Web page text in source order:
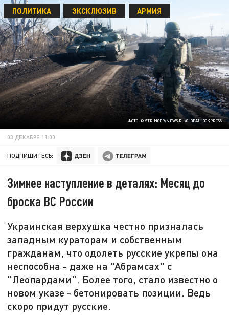
ФОТО: © STRINGER/NEWS.RU/GLOBALLOOKPRESS
ПОЛИТИКА ЭКСКЛЮЗИВ АРМИЯ
03 ДЕКАБРЯ 11:00
ПОДПИШИТЕСЬ:
Зимнее наступление в деталях: Месяц до
броска ВС России
Украинская верхушка честно призналась
западным кураторам и собственным
гражданам, что одолеть русские укрепы она
неспособна - даже на "Абрамсах" с
"Леопардами". Более того, стало известно о
новом указе - бетонировать позиции. Ведь
скоро придут русские.